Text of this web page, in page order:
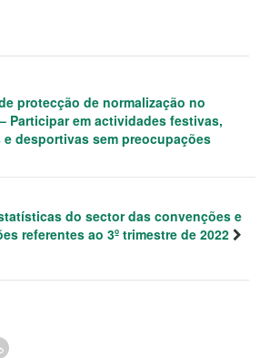
protecção de normalização no
Participar em actividades festivas,
desportivas sem preocupações
do sector das convenções e
referentes ao 3º trimestre de 2022